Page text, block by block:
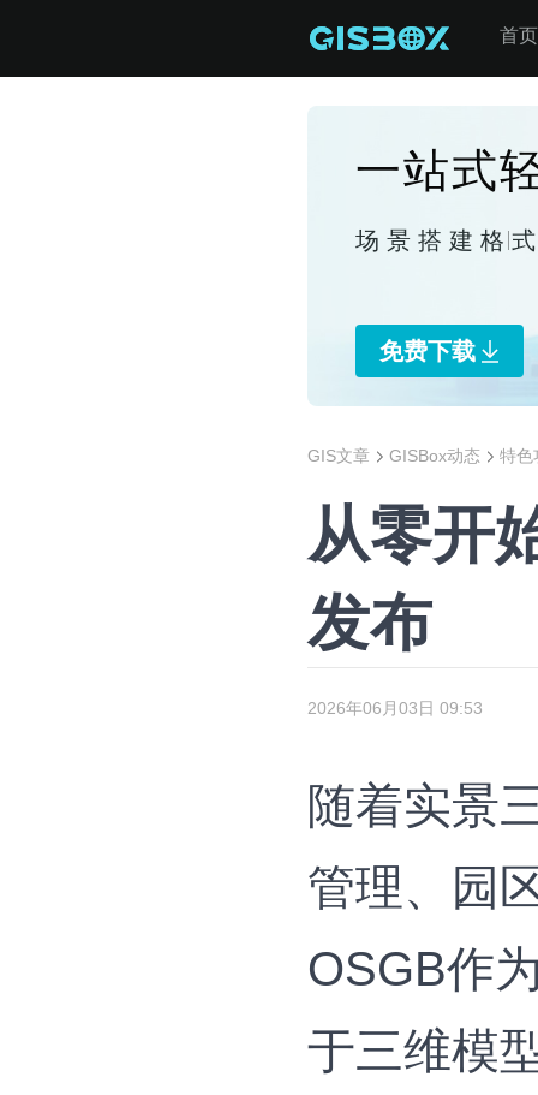
首页
一站式
场景搭建 格
免费下载
GIS文章 GISBox动态 特色
从零开
发布
2026年06月03日 09:53
随着实景
管理、园
OSGB作
于三维模